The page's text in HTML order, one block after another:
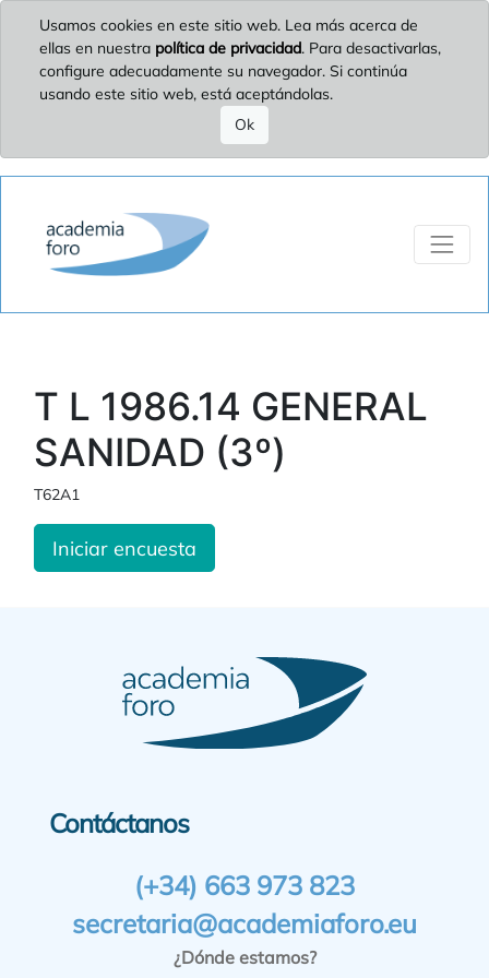
Usamos cookies en este sitio web. Lea más acerca de
ellas en nuestra política de privacidad. Para desactivarlas,
configure adecuadamente su navegador. Si continúa
usando este sitio web, está aceptándolas.
Ok
T L 1986.14 GENERAL
SANIDAD (3º)
T62A1
Iniciar encuesta
Contáctanos
(+34) 663 973 823
secretaria@academiaforo.eu
¿Dónde estamos?